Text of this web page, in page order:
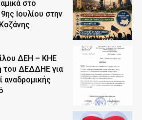
στο
Ιουλίου στην
ΔΕΗ – ΚΗΕ
του ΔΕΔΔΗΕ για
αναδρομικής